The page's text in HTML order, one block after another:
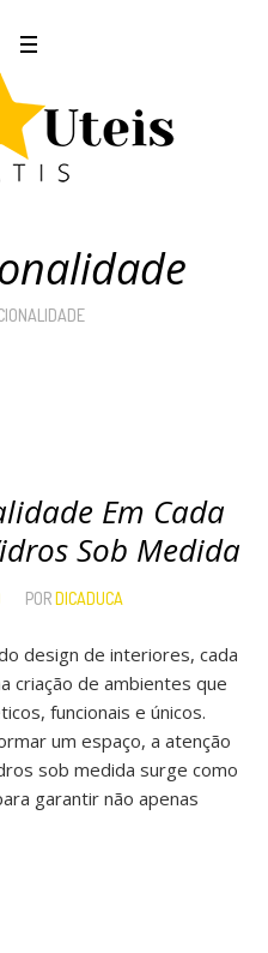
Em Cada
Sob Medida
PORDICADUCA
design de interiores, cada
criação de ambientes que
funcionais e únicos.
um espaço, a atenção
sob medida surge como
garantir não apenas